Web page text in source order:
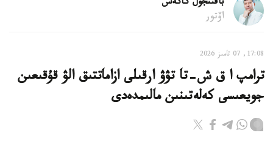
اۆتور
17:08, 07 تامىز 2026
ترامپ ا ق ش-تا تۋۋ ارقىلى ازاماتتىق الۋ قۇقىعىن
جويعىسى كەلەتىنىن مالىمدەدى